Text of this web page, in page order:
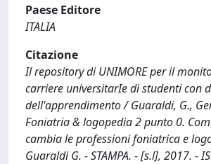
Paese Editore
ITALIA
Citazione
Il repository di UNIMORE per il
carriere universitarIe di studenti con
dell'apprendimento / Guaraldi, G.,
Foniatria & logopedia 2 punto 0.
cambia le professioni foniatrica e
Guaraldi G. - STAMPA. - [s.l], 2017. -